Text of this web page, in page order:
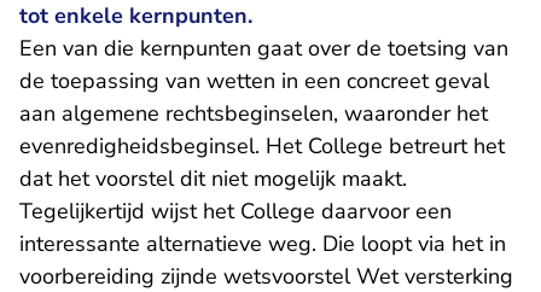
tot enkele kernpunten.
Een van die kernpunten gaat over de toetsing van
de toepassing van wetten in een concreet geval
aan algemene rechtsbeginselen, waaronder het
evenredigheidsbeginsel. Het College betreurt het
dat het voorstel dit niet mogelijk maakt.
Tegelijkertijd wijst het College daarvoor een
interessante alternatieve weg. Die loopt via het in
voorbereiding zijnde wetsvoorstel Wet versterking